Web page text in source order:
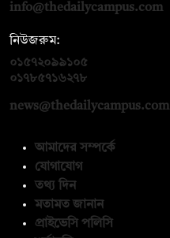
info@thedailycampus.com
নিউজরুম:
০১৫৭২০৯৯১০৫
০১৭৮৫৭১৬২৭৮
news@thedailycampus.com
আমাদের সম্পর্কে
যোগাযোগ
তথ্য দিন
মতামত জানান
প্রাইভেসি পলিসি